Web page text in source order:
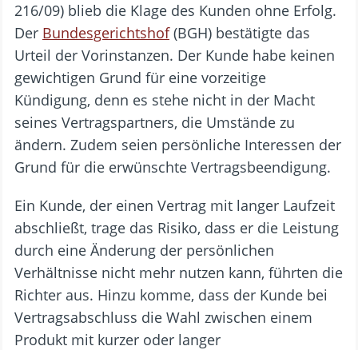
216/09) blieb die Klage des Kunden ohne Erfolg.
Der Bundesgerichtshof(BGH) bestätigte das
Urteil der Vorinstanzen. Der Kunde habe keinen
gewichtigen Grund für eine vorzeitige
Kündigung, denn es stehe nicht in der Macht
seines Vertragspartners, die Umstände zu
ändern. Zudem seien persönliche Interessen der
Grund für die erwünschte Vertragsbeendigung.
Ein Kunde, der einen Vertrag mit langer Laufzeit
abschließt, trage das Risiko, dass er die Leistung
durch eine Änderung der persönlichen
Verhältnisse nicht mehr nutzen kann, führten die
Richter aus. Hinzu komme, dass der Kunde bei
Vertragsabschluss die Wahl zwischen einem
Produkt mit kurzer oder langer